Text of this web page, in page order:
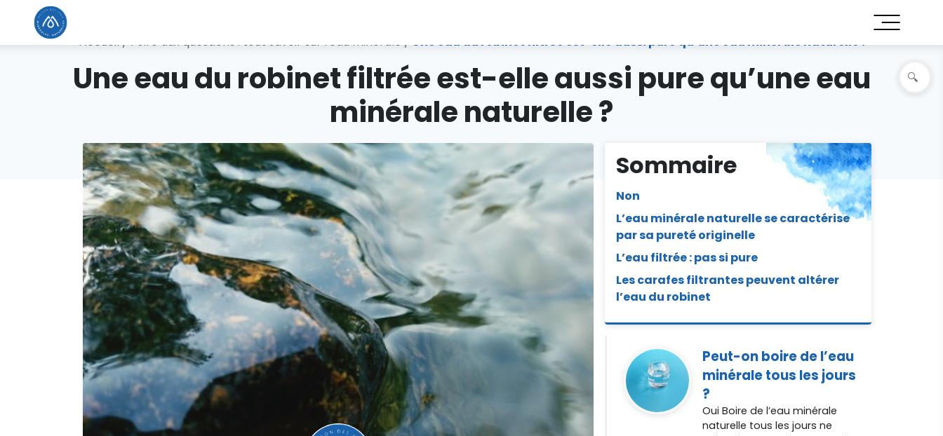
Accueil/Foire aux questions : tout savoir sur l'eau minérale/Une eau du robinet filtrée est-elle aussi pure qu’une eau minérale naturelle ?
Une eau du robinet filtrée est-elle aussi pure qu’une eau
minérale naturelle ?
Sommaire
Non
L’eau minérale naturelle se caractérise
par sa pureté originelle
L’eau filtrée : pas si pure
Les carafes filtrantes peuvent altérer
l’eau du robinet
Peut-on boire de l’eau
minérale tous les jours
?
Oui Boire de l’eau minérale
naturelle tous les jours ne